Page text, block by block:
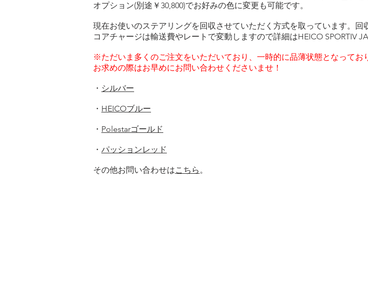
オプション(別途￥30,800)でお好みの色に変更も可能です。
現在お使いのステアリングを回収させていただく方式を取っています。回
コアチャージは輸送費やレートで変動しますので詳細はHEICO SPORTIV
​※ただいま多くのご注文をいただいており、一時的に品薄状態となってお
お求めの際はお早めにお問い合わせくださいませ！
・ シルバー
・ HEICOブルー
・ Polestarゴールド
・ パッションレッド
​その他お問い合わせはこちら。